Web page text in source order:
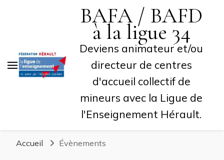
BAFA / BAFD
à la ligue 34
Deviens animateur et/ou
directeur de centres
d'accueil collectif de
mineurs avec la Ligue de
l'Enseignement Hérault.
Accueil Évènements